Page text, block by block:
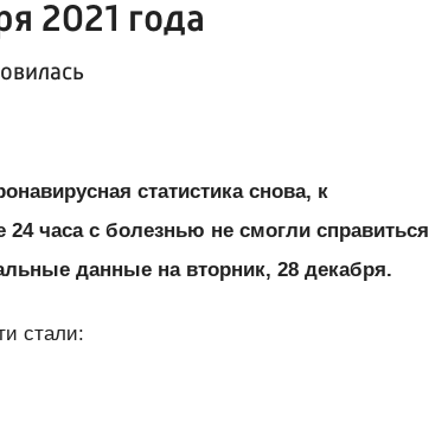
2021 года
статистика снова, к
часа с болезнью не смогли справиться
данные на вторник, 28 декабря.
стали: